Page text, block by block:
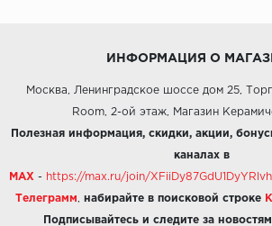
ИНФОРМАЦИЯ О
Москва, Ленинградское шоссе дом 25,
Room, 2-ой этаж, Магазин
Полезная информация, скидки, акции,
каналах в
MAX - https://max.ru/join/
Телеграмм набирайте в поисковой строке
Подписывайтесь и следите за